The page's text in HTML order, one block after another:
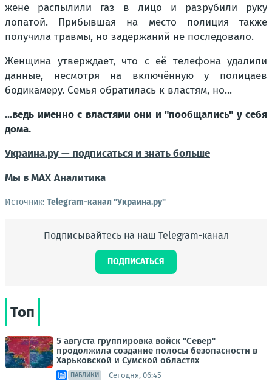
жене распылили газ в лицо и разрубили руку
лопатой. Прибывшая на место полиция также
получила травмы, но задержаний не последовало.
Женщина утверждает, что с её телефона удалили
данные, несмотря на включённую у полицаев
бодикамеру. Семья обратилась к властям, но...
...ведь именно с властями они и "пообщались" у себя
дома.
Украина.ру — подписаться и знать больше
Мы в MAX Аналитика
Источник: Telegram-канал "Украина.ру"
Подписывайтесь на наш Telegram-канал
ПОДПИСАТЬСЯ
Топ
5 августа группировка войск "Север"
продолжила создание полосы безопасности в
Харьковской и Сумской областях
ПАБЛИКИ Сегодня, 06:45